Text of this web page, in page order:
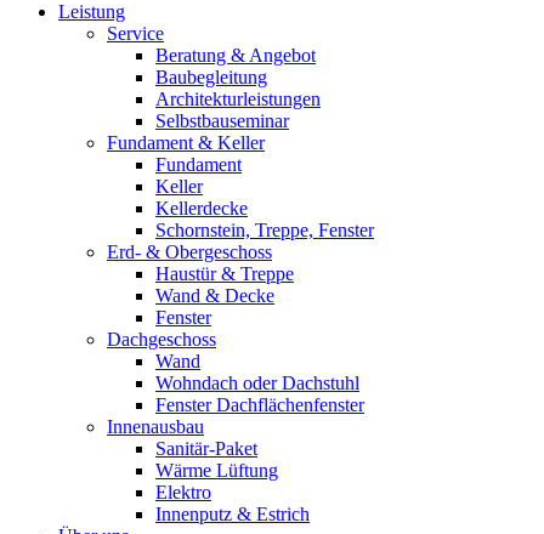
Leistung
Service
Beratung & Angebot
Baubegleitung
Architekturleistungen
Selbstbauseminar
Fundament & Keller
Fundament
Keller
Kellerdecke
Schornstein, Treppe, Fenster
Erd- & Obergeschoss
Haustür & Treppe
Wand & Decke
Fenster
Dachgeschoss
Wand
Wohndach oder Dachstuhl
Fenster Dachflächenfenster
Innenausbau
Sanitär-Paket
Wärme Lüftung
Elektro
Innenputz & Estrich